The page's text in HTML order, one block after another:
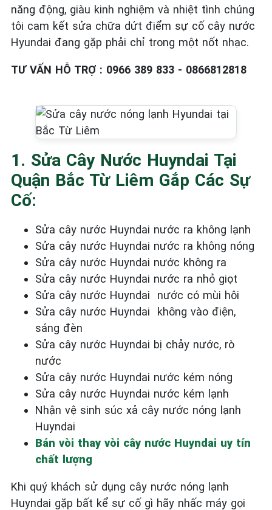
năng động, giàu kinh nghiệm và nhiệt tình chúng
tôi cam kết sửa chữa dứt điểm sự cố cây nước
Hyundai đang gặp phải chỉ trong một nốt nhạc.
TƯ VẤN HỖ TRỢ : 0966 389 833 - 0866812818
1. Sửa Cây Nước Huyndai Tại
Quận Bắc Từ Liêm Gắp Các Sự
Cố:
Sửa cây nước Huyndai nước ra không lạnh
Sửa cây nước Huyndai nước ra không nóng
Sửa cây nước Huyndai nước không ra
Sửa cây nước Huyndai nước ra nhỏ giọt
Sửa cây nước Huyndai nước có mùi hôi
Sửa cây nước Huyndai không vào điện,
sáng đèn
Sửa cây nước Huyndai bị chảy nước, rò
nước
Sửa cây nước Huyndai nước kém nóng
Sửa cây nước Huyndai nước kém lạnh
Nhận vệ sinh súc xả cây nước nóng lạnh
Huyndai
Bán vòi thay vòi cây nước Huyndai uy tín
chất lượng
Khi quý khách sử dụng cây nước nóng lạnh
Huyndai gặp bất kể sự cố gì hãy nhấc máy gọi